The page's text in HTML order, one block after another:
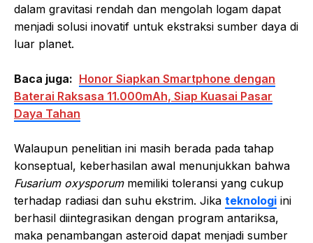
dalam gravitasi rendah dan mengolah logam dapat
menjadi solusi inovatif untuk ekstraksi sumber daya di
luar planet.
Baca juga: Honor Siapkan Smartphone dengan
Baterai Raksasa 11.000mAh, Siap Kuasai Pasar
Daya Tahan
Walaupun penelitian ini masih berada pada tahap
konseptual, keberhasilan awal menunjukkan bahwa
Fusarium oxysporummemiliki toleransi yang cukup
terhadap radiasi dan suhu ekstrim. Jika teknologi ini
berhasil diintegrasikan dengan program antariksa,
maka penambangan asteroid dapat menjadi sumber